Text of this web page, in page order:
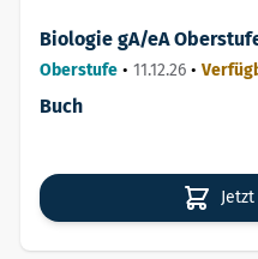
Biologie gA/eA
Oberstufe • 11.12.26 •
Buch